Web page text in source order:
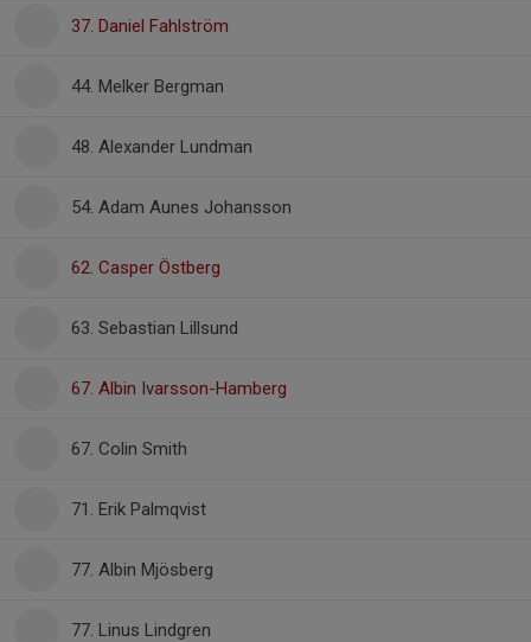
37. Daniel Fahlström
44. Melker Bergman
48. Alexander Lundman
54. Adam Aunes Johansson
62. Casper Östberg
63. Sebastian Lillsund
67. Albin Ivarsson-Hamberg
67. Colin Smith
71. Erik Palmqvist
77. Albin Mjösberg
77. Linus Lindgren